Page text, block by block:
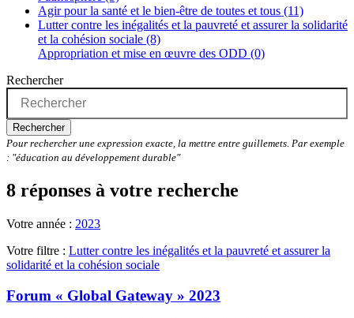
Agir pour la santé et le bien-être de toutes et tous (11)
Lutter contre les inégalités et la pauvreté et assurer la solidarité
et la cohésion sociale (8)
Appropriation et mise en œuvre des ODD (0)
Rechercher
Rechercher
Pour rechercher une expression exacte, la mettre entre guillemets. Par exemple
: "éducation au développement durable"
8 réponses à votre recherche
Votre année : 2023
Votre filtre : Lutter contre les inégalités et la pauvreté et assurer la
solidarité et la cohésion sociale
Forum « Global Gateway » 2023